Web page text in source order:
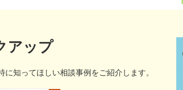
アップ
知ってほしい相談事例をご紹介します。